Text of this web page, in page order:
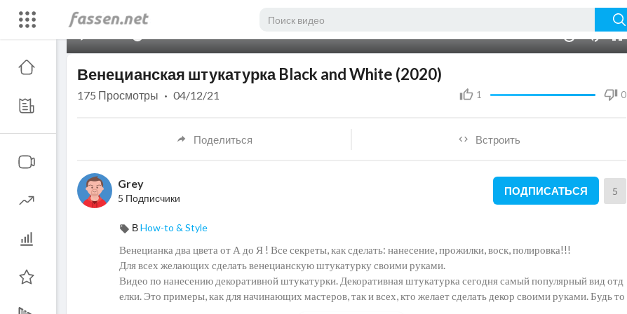
Венецианская штукатурка Black and White (2020)
1 0
175 Просмотры · 04/12/21
Поделиться Встроить
Grey
5 Подписчики
ПОДПИСАТЬСЯ 5
ВHow-to & Style
Венецианка два цвета от А до Я ! Все секреты, как сделать: нанесение, прожилки, воск, полировка!!!
Для всех желающих сделать венецианскую штукатурку своими руками.
Видео по нанесению декоративной штукатурки. Декоративная штукатурка сегодня самый популярный вид отд
елки. Это примеры, как для начинающих мастеров, так и всех, кто желает сделать декор своими руками. Будь то